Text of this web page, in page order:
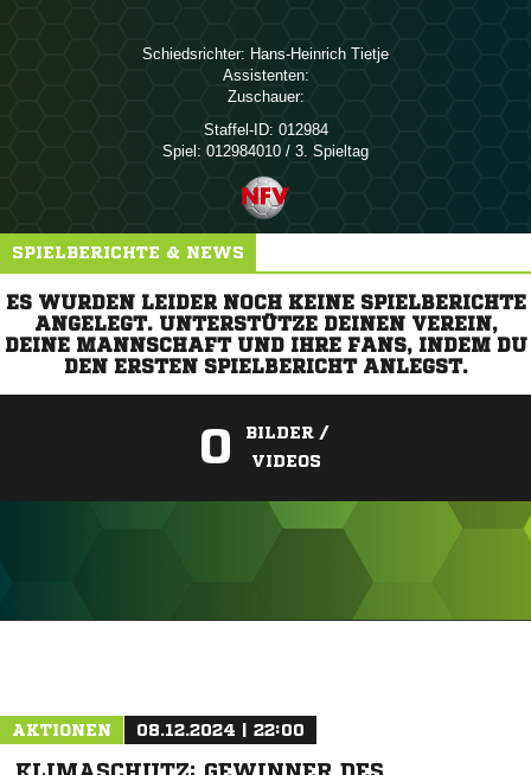
Schiedsrichter:  
Assistenten:
Zuschauer:
Staffel-ID: 012984
Spiel: 012984010 / 3. Spieltag
SPIELBERICHTE & NEWS
ES WURDEN LEIDER NOCH KEINE SPIELBERICHTE
ANGELEGT. UNTERSTÜTZE DEINEN VEREIN,
DEINE MANNSCHAFT UND IHRE FANS, INDEM DU
DEN ERSTEN SPIELBERICHT ANLEGST.
0
BILDER /
VIDEOS
AKTIONEN 08.12.2024 | 22:00
KLIMASCHUTZ: GEWINNER DES